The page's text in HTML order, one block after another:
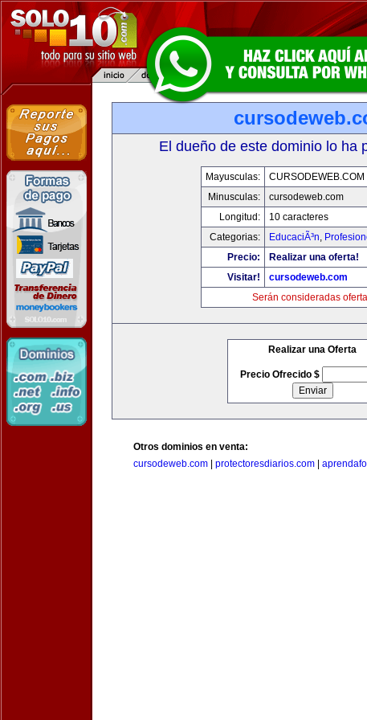
El dueño de este dominio lo ha
Mayusculas:
CURSODEWEB.COM
Minusculas:
cursodeweb.com
Longitud:
10 caracteres
Categorias:
EducaciÃ³n,
Precio:
Realizar una oferta!
Visitar!
cursodeweb.com
Serán consideradas
Realizar una Oferta
Precio Ofrecido $
Otros dominios en venta:
cursodeweb.com
protectoresdiarios.com